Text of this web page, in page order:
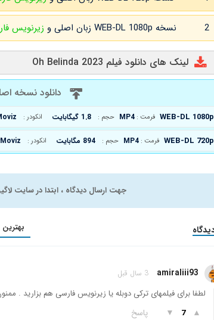
2 نسخه WEB-DL 1080p زبان اصلی و زیرنویس
لینک های دانلود فیلم Oh Belinda 2023
دانلود نسخه
WEB-DL 1080p فرمت : MP4 حجم : 1.8 گیگابایت انکودر :
WEB-DL 720p فرمت : MP4 حجم : 894 مگابایت انکودر :
جهت ارسال دیدگاه ، ابتدا در سایت
amiraliii93 3 سال قبل
لطفا برای فیلمهای ترکی دوبله یا زیرنویس فارسی ھم بزارید .
▲
7
▼ پاسخ